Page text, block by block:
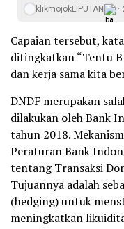
klikmojokLIPUTAN
Capaian tersebut,
ditingkatkan “Tentu
dan kerja sama kita
DNDF merupakan
dilakukan oleh Bank
tahun 2018.
Peraturan Bank
tentang Transaksi
Tujuannya adalah
(hedging) untuk
meningkatkan